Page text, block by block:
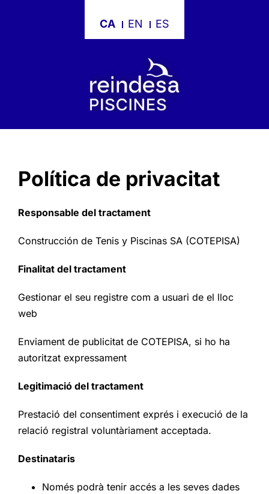
Política de privacitat
Responsable del tractament
Construcción de Tenis y Piscinas SA (COTEPISA)
Finalitat del tractament
Gestionar el seu registre com a usuari de el lloc
web
Enviament de publicitat de COTEPISA, si ho ha
autoritzat expressament
Legitimació del tractament
Prestació del consentiment exprés i execució de la
relació registral voluntàriament acceptada.
Destinataris
Només podrà tenir accés a les seves dades